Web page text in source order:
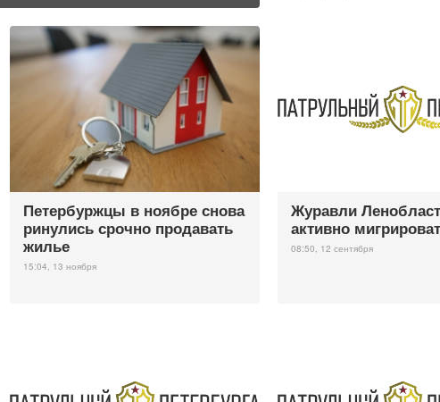
Петербуржцы в ноябре снова
ринулись срочно продавать
жилье
15:04, 13 ноября
Журавли
активно
08:50, 12 сентября